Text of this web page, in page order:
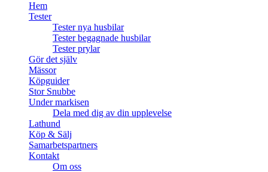
Hem
Tester
Tester nya husbilar
Tester begagnade husbilar
Tester prylar
Gör det själv
Mässor
Köpguider
Stor Snubbe
Under markisen
Dela med dig av din upplevelse
Lathund
Köp & Sälj
Samarbetspartners
Kontakt
Om oss